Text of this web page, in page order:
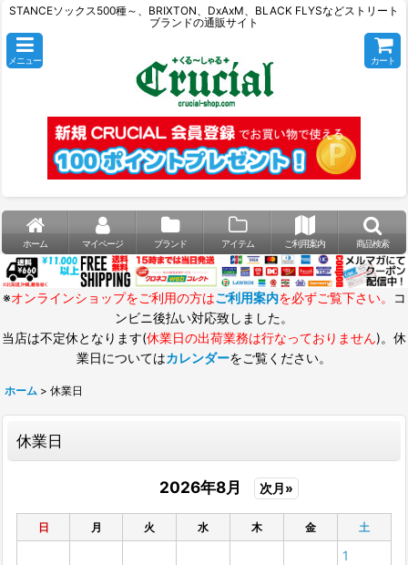
STANCEソックス500種～、BRIXTON、DxAxM、BLACK FLYSなどストリート
ブランドの通販サイト
メニュー カート
ホーム マイページ ブランド アイテム ご利用案内 商品検索
※オンラインショップをご利用の方はご利用案内を必ずご覧下さい。
コ
ンビニ後払い対応致しました。
当店は不定休となります(休業日の出荷業務は行なっておりません)。休
業日についてはカレンダーをご覧ください。
ホーム > 休業日
休業日
2026年8月 次月»
日 月 火 水 木 金 土
1